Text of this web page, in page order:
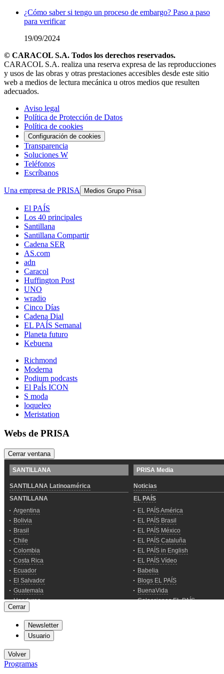
¿Cómo saber si tengo un proceso de embargo? Paso a paso
para verificar
19/09/2024
© CARACOL S.A. Todos los derechos reservados.
CARACOL S.A. realiza una reserva expresa de las reproducciones
y usos de las obras y otras prestaciones accesibles desde este sitio
web a medios de lectura mecánica u otros medios que resulten
adecuados.
Aviso legal
Política de Protección de Datos
Política de cookies
Configuración de cookies
Transparencia
Soluciones W
Teléfonos
Escríbanos
Una empresa de PRISA Medios Grupo Prisa
El PAÍS
Los 40 principales
Santillana
Santillana Compartir
Cadena SER
AS.com
adn
Caracol
Huffington Post
UNO
wradio
Cinco Días
Cadena Dial
EL PAÍS Semanal
Planeta futuro
Kebuena
Richmond
Moderna
Podium podcasts
El PaÍs ICON
S moda
loqueleo
Meristation
Webs de PRISA
Cerrar ventana
Cerrar
Newsletter
Usuario
Volver
Programas